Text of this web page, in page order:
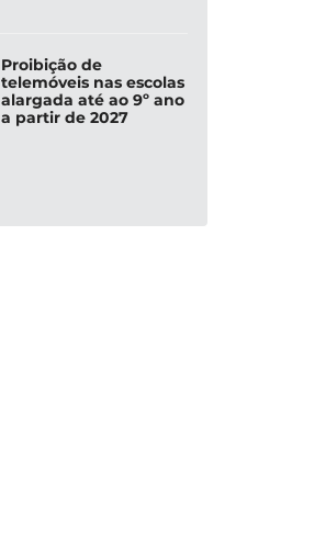
Proibição de
telemóveis nas escolas
alargada até ao 9º ano
a partir de 2027